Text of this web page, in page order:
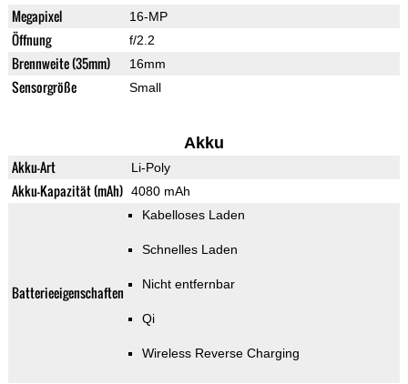
Megapixel 16-MP
Öffnung f/2.2
Brennweite (35mm) 16mm
Sensorgröße Small
Akku
Akku-Art Li-Poly
Akku-Kapazität (mAh) 4080 mAh
Batterieeigenschaften
Kabelloses Laden
Schnelles Laden
Nicht entfernbar
Qi
Wireless Reverse Charging